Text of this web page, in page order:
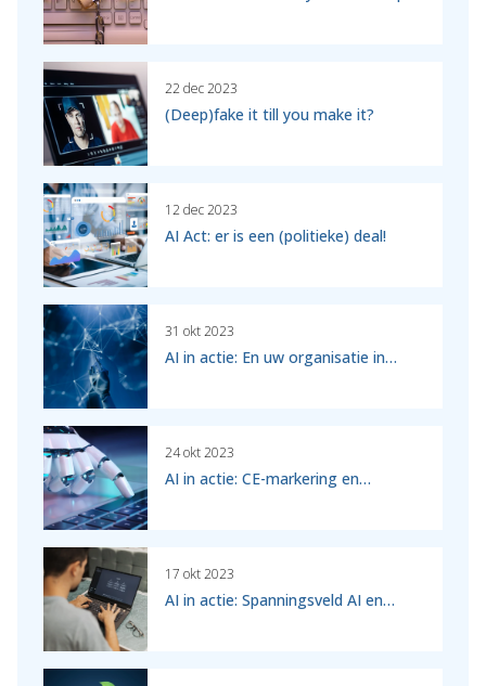
22 dec 2023
(Deep)fake it till you make it?
12 dec 2023
AI Act: er is een (politieke) deal!
31 okt 2023
AI in actie: En uw organisatie in…
24 okt 2023
AI in actie: CE-markering en…
17 okt 2023
AI in actie: Spanningsveld AI en…